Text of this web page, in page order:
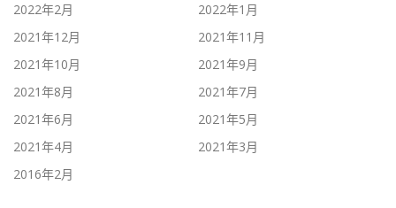
2022年2月
2022年1月
2021年12月
2021年11月
2021年10月
2021年9月
2021年8月
2021年7月
2021年6月
2021年5月
2021年4月
2021年3月
2016年2月